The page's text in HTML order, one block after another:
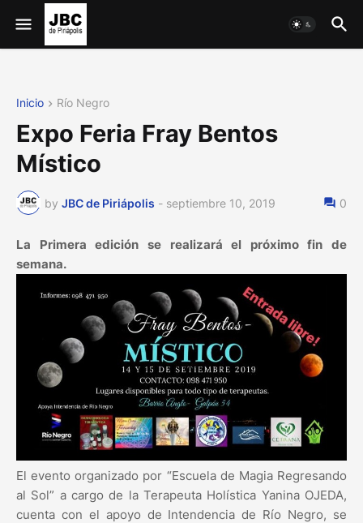
Inicio Río Negro
Expo Feria Fray Bentos
Místico
by JBC de Piriápolis - septiembre 10, 2019 0
La Primera edición se realizará el próximo fin de
semana.
El evento organizado por “Escuela de Magia Regresando
al Sol” a cargo de la Terapeuta Holística Yanina OJEDA,
cuenta con el apoyo de Intendencia de Río Negro, se